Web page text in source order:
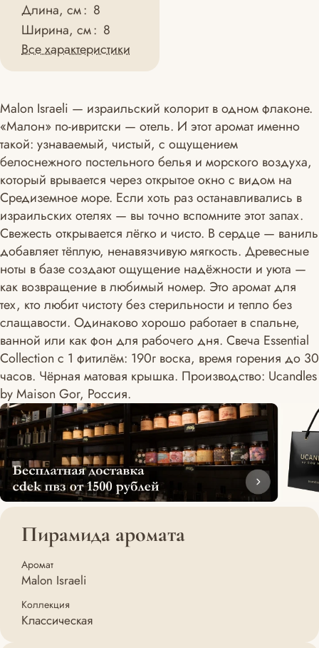
Длина, см: 8
Ширина, см: 8
Все характеристики
Malon Israeli — израильский колорит в одном флаконе.
«Малон» по-ивритски — отель. И этот аромат именно
такой: узнаваемый, чистый, с ощущением
белоснежного постельного белья и морского воздуха,
который врывается через открытое окно с видом на
Средиземное море. Если хоть раз останавливались в
израильских отелях — вы точно вспомните этот запах.
Свежесть открывается лёгко и чисто. В сердце — ваниль
добавляет тёплую, ненавязчивую мягкость. Древесные
ноты в базе создают ощущение надёжности и уюта —
как возвращение в любимый номер. Это аромат для
тех, кто любит чистоту без стерильности и тепло без
слащавости. Одинаково хорошо работает в спальне,
ванной или как фон для рабочего дня. Свеча Essential
Collection с 1 фитилём: 190г воска, время горения до 30
часов. Чёрная матовая крышка. Производство: Ucandles
by Maison Gor, Россия.
Пирамида аромата
Аромат
Malon Israeli
Коллекция
Классическая